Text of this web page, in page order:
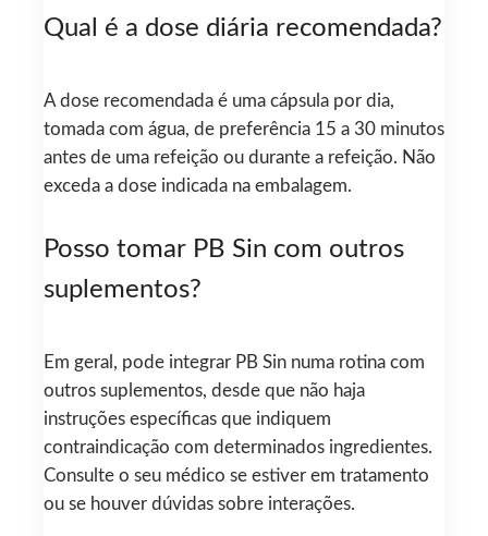
Qual é a dose diária recomendada?
A dose recomendada é uma cápsula por dia,
tomada com água, de preferência 15 a 30 minutos
antes de uma refeição ou durante a refeição. Não
exceda a dose indicada na embalagem.
Posso tomar PB Sin com outros
suplementos?
Em geral, pode integrar PB Sin numa rotina com
outros suplementos, desde que não haja
instruções específicas que indiquem
contraindicação com determinados ingredientes.
Consulte o seu médico se estiver em tratamento
ou se houver dúvidas sobre interações.